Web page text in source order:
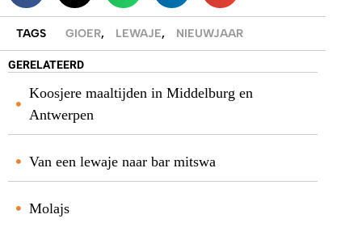
TAGS GIOER, LEWAJE, NIEUWJAAR
GERELATEERD
Koosjere maaltijden in Middelburg en
Antwerpen
Van een lewaje naar bar mitswa
Molajs